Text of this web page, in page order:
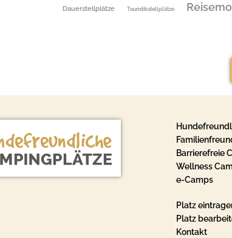
Dauerstellplätze Touristikstellplätze
Barrierefreie
Wellness
e-Camps
Platz
Platz
Kontakt